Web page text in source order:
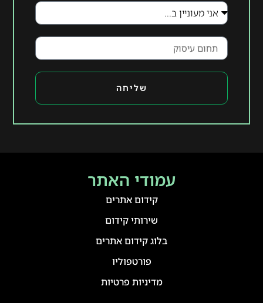
שליחה
עמודי האתר
קידום אתרים
שירותי קידום
בלוג קידום אתרים
פורטפוליו
מדיניות פרטיות